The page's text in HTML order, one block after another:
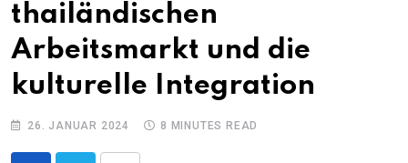
thailändischen
Arbeitsmarkt und die
kulturelle Integration
26. JANUAR 2024 8 MINUTES READ